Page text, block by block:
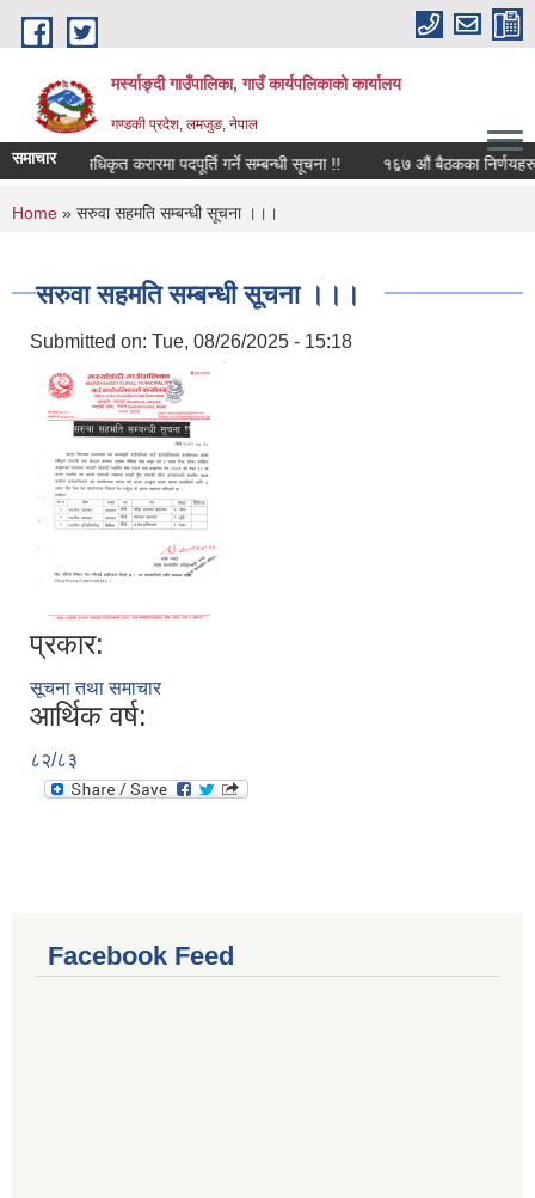
Skip to main content
मर्स्याङ्दी गाउँपालिका, गाउँ कार्यपलिकाको कार्यालय
गण्डकी प्रदेश, लमजुङ, नेपाल
समाचार
प्रविधि अधिकृत करारमा पदपूर्ति गर्ने सम्बन्धी सूचना !! १६़७ औं बैठकका निर्णयहरु
You are here
Home » सरुवा सहमति सम्बन्धी सूचना ।।।
सरुवा सहमति सम्बन्धी सूचना ।।।
Submitted on: Tue, 08/26/2025 - 15:18
प्रकार:
सूचना तथा समाचार
आर्थिक वर्ष:
८२/८३
Facebook Feed